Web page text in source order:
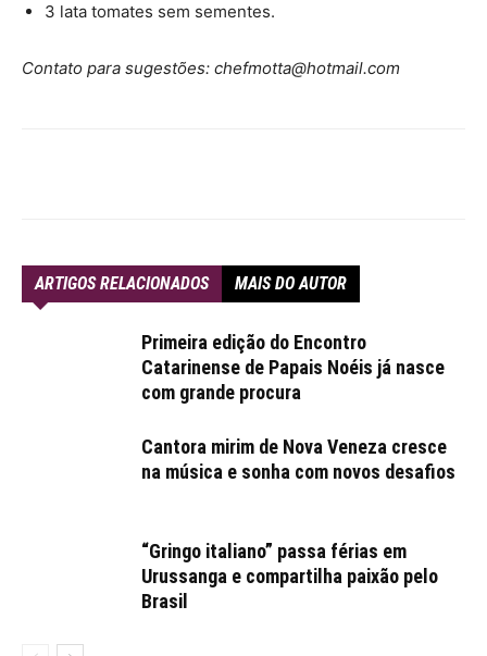
3 lata tomates sem sementes.
Contato para sugestões: chefmotta@hotmail.com
ARTIGOS RELACIONADOS MAIS DO AUTOR
Primeira edição do Encontro
Catarinense de Papais Noéis já nasce
com grande procura
Cantora mirim de Nova Veneza cresce
na música e sonha com novos desafios
“Gringo italiano” passa férias em
Urussanga e compartilha paixão pelo
Brasil